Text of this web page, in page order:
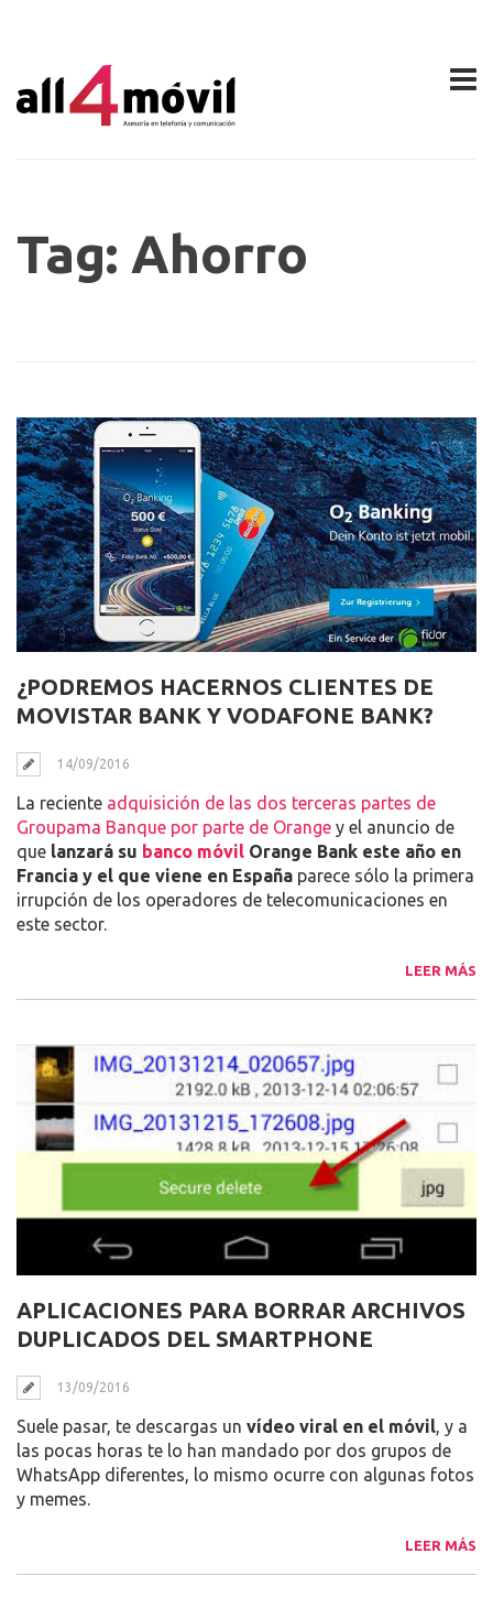
Tag: Ahorro
¿PODREMOS HACERNOS CLIENTES DE
MOVISTAR BANK Y VODAFONE BANK?
14/09/2016
La reciente adquisición de las dos terceras partes de
Groupama Banque por parte de Orange y el anuncio de
que lanzará su banco móvil Orange Bank este año en
Francia y el que viene en España parece sólo la primera
irrupción de los operadores de telecomunicaciones en
este sector.
LEER MÁS
APLICACIONES PARA BORRAR ARCHIVOS
DUPLICADOS DEL SMARTPHONE
13/09/2016
Suele pasar, te descargas un vídeo viral en el móvil , y a
las pocas horas te lo han mandado por dos grupos de
WhatsApp diferentes, lo mismo ocurre con algunas fotos
y memes.
LEER MÁS